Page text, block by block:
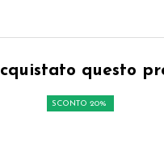
questo
SCONTO 20%